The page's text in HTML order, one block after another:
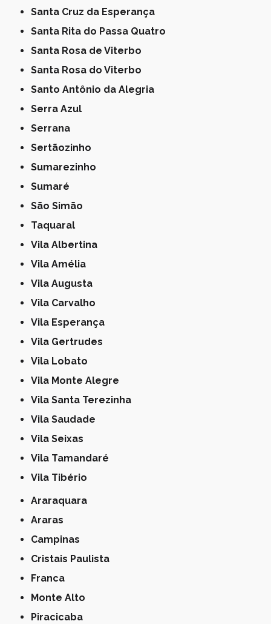
Santa Cruz da Esperança
Santa Rita do Passa Quatro
Santa Rosa de Viterbo
Santa Rosa do Viterbo
Santo Antônio da Alegria
Serra Azul
Serrana
Sertãozinho
Sumarezinho
Sumaré
São Simão
Taquaral
Vila Albertina
Vila Amélia
Vila Augusta
Vila Carvalho
Vila Esperança
Vila Gertrudes
Vila Lobato
Vila Monte Alegre
Vila Santa Terezinha
Vila Saudade
Vila Seixas
Vila Tamandaré
Vila Tibério
Araraquara
Araras
Campinas
Cristais Paulista
Franca
Monte Alto
Piracicaba